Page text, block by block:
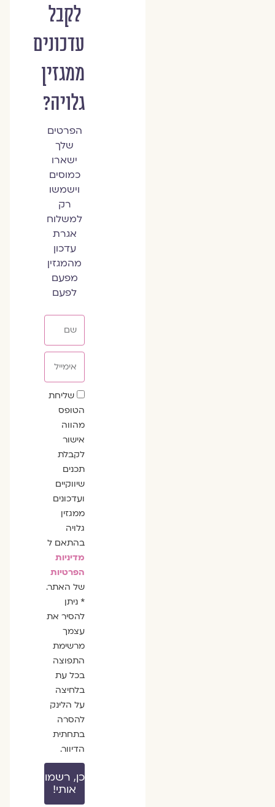
לקבל
עדכונים
ממגזין
גלויה?
הפרטים
שלך
ישארו
כמוסים
וישמשו
רק
למשלוח
אגרת
עדכון
מהמגזין
מפעם
לפעם
שדה
הסכמה
שליחת
הטופס
מהווה
אישור
לקבלת
תכנים
שיווקיים
ועדכונים
ממגזין
גלויה
בהתאם ל
מדיניות
הפרטיות
של האתר.
* ניתן
להסיר את
עצמך
מרשימת
התפוצה
בכל עת
בלחיצה
על הלינק
להסרה
בתחתית
הדיוור.
כן, רשמו
אותי!